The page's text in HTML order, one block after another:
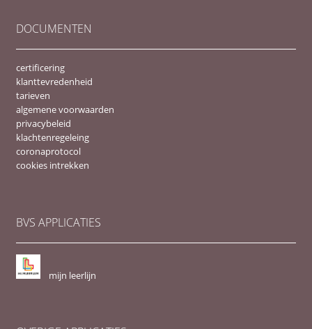
DOCUMENTEN
certificering
klanttevredenheid
tarieven
algemene voorwaarden
privacybeleid
klachtenregeleing
coronaprotocol
cookies intrekken
BVS APPLICATIES
mijn leerlijn